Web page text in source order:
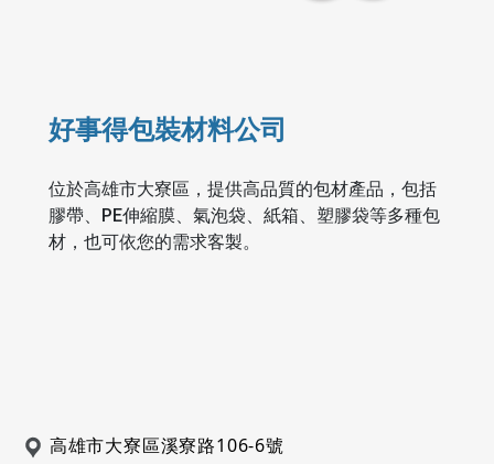
好事得包裝材料公司
位於高雄市大寮區，提供高品質的包材產品，包括
膠帶、PE伸縮膜、氣泡袋、紙箱、塑膠袋等多種包
材，也可依您的需求客製。
高雄市大寮區溪寮路106-6號